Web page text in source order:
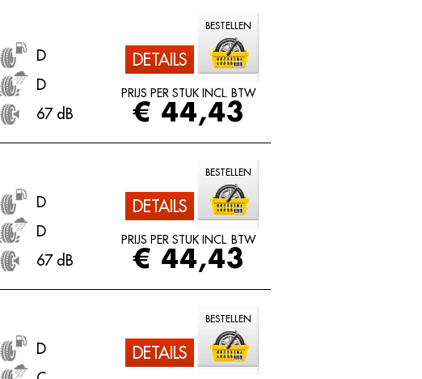
D
D
67 dB
DETAILS
BESTELLEN
PRIJS PER STUK INCL. BTW
€ 44,43
D
D
67 dB
DETAILS
BESTELLEN
PRIJS PER STUK INCL. BTW
€ 44,43
D
DETAILS
BESTELLEN